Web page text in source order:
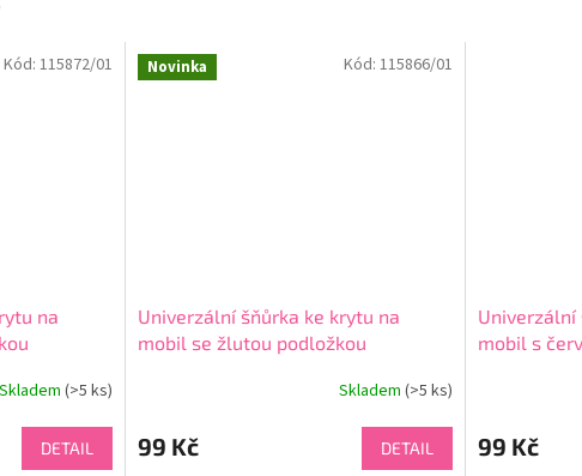
na
Skladem (>5 ks)
DETAIL
Kód: 115872/01 Novinka
Univerzální šňůrka ke krytu na
mobil se žlutou podložkou
Skladem (>5 ks)
99 Kč DETAIL
Kód: 115866/01
Univerzální
mobil s
produktu
je
99 Kč